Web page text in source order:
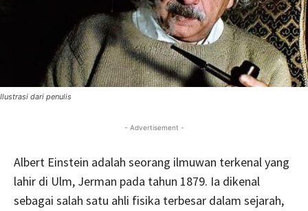
Ilustrasi dari penulis
- Advertisement -
Albert Einstein adalah seorang ilmuwan terkenal yang
lahir di Ulm, Jerman pada tahun 1879. Ia dikenal
sebagai salah satu ahli fisika terbesar dalam sejarah,